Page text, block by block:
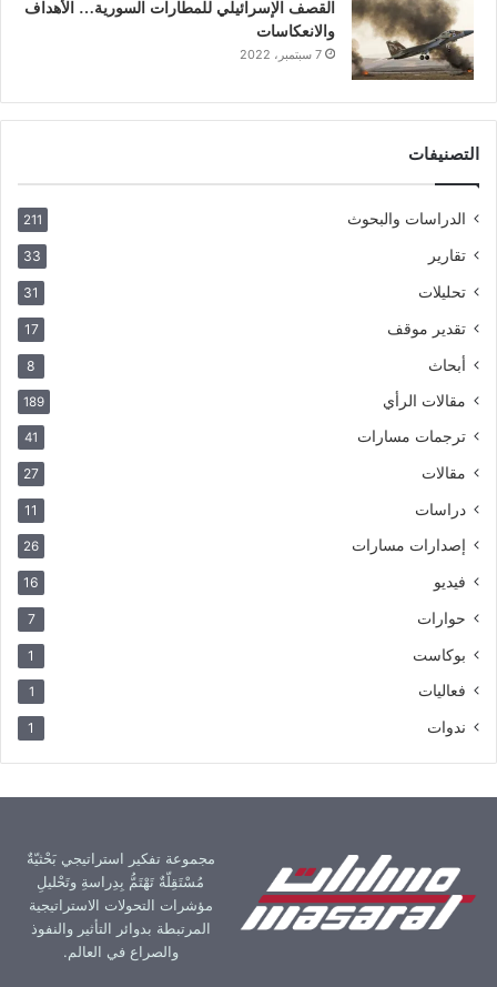
القصف الإسرائيلي للمطارات السورية… الأهداف
والانعكاسات
7 سبتمبر، 2022
التصنيفات
الدراسات والبحوث 211
تقارير 33
تحليلات 31
تقدير موقف 17
أبحاث 8
مقالات الرأي 189
ترجمات مسارات 41
مقالات 27
دراسات 11
إصدارات مسارات 26
فيديو 16
حوارات 7
بوكاست 1
فعاليات 1
ندوات 1
مجموعة تفكير استراتيجي بَحْثيّةٌ
مُسْتَقِلّةٌ تَهْتَمُّ بِدِراسةِ وتَحْليلِ
مؤشرات التحولات الاستراتيجية
المرتبطة بدوائر التأثير والنفوذ
والصراع في العالم.